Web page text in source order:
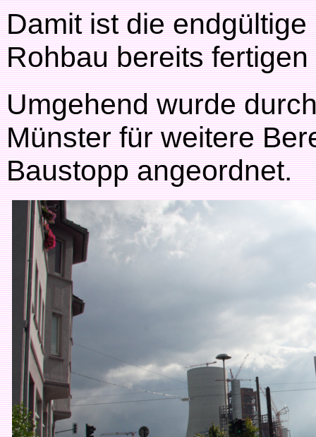
Damit ist die
Rohbau bereits
Umgehend wurde
Münster für weitere
Baustopp angeordnet.